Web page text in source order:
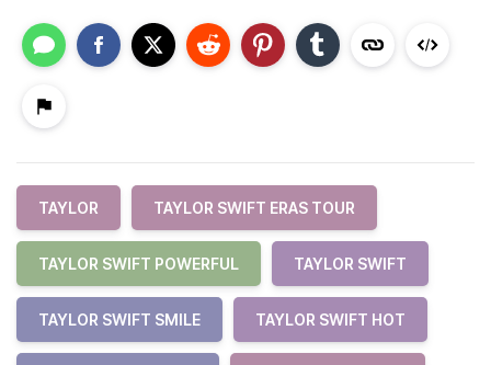
TAYLOR TAYLOR SWIFT ERAS TOUR
TAYLOR SWIFT POWERFUL TAYLOR SWIFT
TAYLOR SWIFT SMILE TAYLOR SWIFT HOT